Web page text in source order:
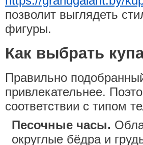
позволит выглядеть
фигуры.
Как выбрать
Правильно
привлекательнее.
соответствии с типом
Песочные часы.
округлые бёдра и